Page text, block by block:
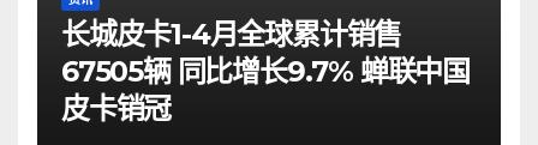
长城皮卡1-4月全球累计销售
67505辆 同比增长9.7% 蝉联中国
皮卡销冠